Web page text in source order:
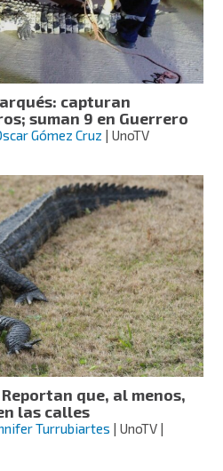
capturan
suman 9 en Guerrero
Gómez Cruz | UnoTV
que, al menos,
las calles
Turrubiartes | UnoTV |